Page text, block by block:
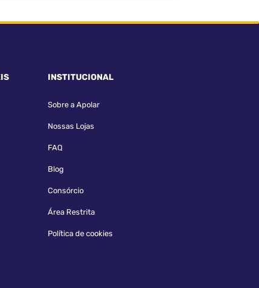
INSTITUCIONAL
Sobre a Apolar
Nossas Lojas
FAQ
Blog
Consórcio
Área Restrita
Política de cookies